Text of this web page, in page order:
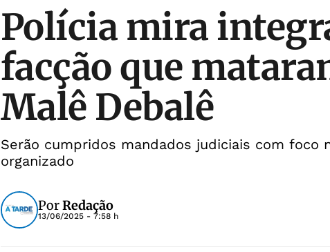
Polícia mira
facção que
Malê Debalê
Serão cumpridos mandados judiciais com foco
organizado
PorRedação
13/06/2025 - 7:58 h